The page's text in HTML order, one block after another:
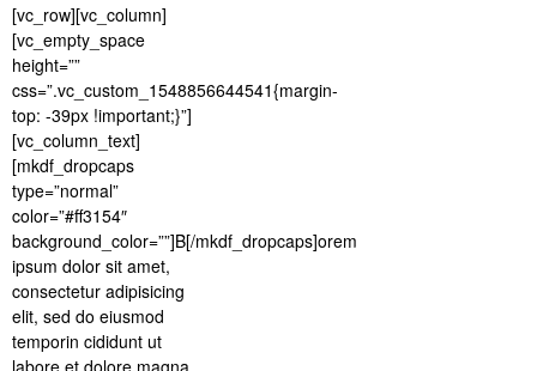
[vc_row][vc_column]
[vc_empty_space
height=””
css=”.vc_custom_1548856644541{margin-
top: -39px !important;}”]
[vc_column_text]
[mkdf_dropcaps
type=”normal”
color=”#ff3154″
background_color=””]B[/mkdf_dropcaps]orem
ipsum dolor sit amet,
consectetur adipisicing
elit, sed do eiusmod
temporin cididunt ut
labore et dolore.magna